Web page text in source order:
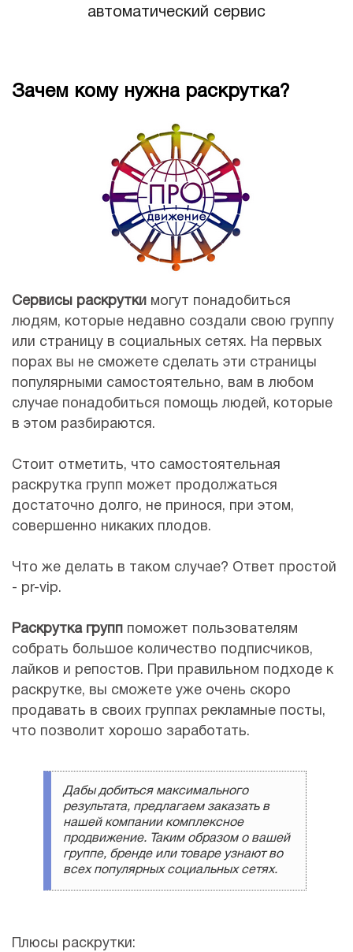
автоматический сервис
Зачем кому нужна раскрутка?
Сервисы раскрутки могут понадобиться
людям, которые недавно создали свою группу
или страницу в социальных сетях. На первых
порах вы не сможете сделать эти страницы
популярными самостоятельно, вам в любом
случае понадобиться помощь людей, которые
в этом разбираются.
Стоит отметить, что самостоятельная
раскрутка групп может продолжаться
достаточно долго, не принося, при этом,
совершенно никаких плодов.
Что же делать в таком случае? Ответ простой
- pr-vip.
Раскрутка групп поможет пользователям
собрать большое количество подписчиков,
лайков и репостов. При правильном подходе к
раскрутке, вы сможете уже очень скоро
продавать в своих группах рекламные посты,
что позволит хорошо заработать.
Дабы добиться максимального
результата, предлагаем заказать в
нашей компании комплексное
продвижение. Таким образом о вашей
группе, бренде или товаре узнают во
всех популярных социальных сетях.
Плюсы раскрутки: